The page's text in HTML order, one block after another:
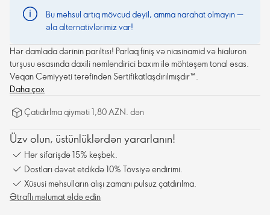
Bu məhsul artıq mövcud deyil, amma narahat olmayın —
əla alternativlərimiz var!
Hər damlada dərinin parıltısı! Parlaq finiş və niasinamid və hialuron
turşusu əsasında daxili nəmləndirici baxım ilə möhtəşəm tonal əsas.
Veqan Cəmiyyəti tərəfindən Sertifikatlaşdırılmışdır™.
Daha çox
Çatıdırlma qiyməti 1,80 AZN. dən
Üzv olun, üstünlüklərdən yararlanın!
Hər sifarişdə 15% keşbek.
Dostları dəvət etdikdə 10% Tövsiyə endirimi.
Xüsusi məhsulların alışı zamanı pulsuz çatdırılma.
Ətraflı məlumat əldə edin